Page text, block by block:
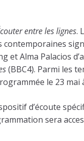
entre les lignes.
et Alma Palacios
(BBC4). Parmi les
le 23 mai
d’écoute
sera